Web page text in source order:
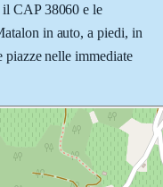
il CAP 38060 e le
in auto, a piedi, in
nelle immediate